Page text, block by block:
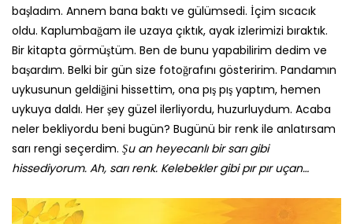
başladım. Annem bana baktı ve gülümsedi. İçim sıcacık
oldu. Kaplumbağam ile uzaya çıktık, ayak izlerimizi bıraktık.
Bir kitapta görmüştüm. Ben de bunu yapabilirim dedim ve
başardım. Belki bir gün size fotoğrafını gösteririm. Pandamın
uykusunun geldiğini hissettim, ona pış pış yaptım, hemen
uykuya daldı. Her şey güzel ilerliyordu, huzurluydum. Acaba
neler bekliyordu beni bugün? Bugünü bir renk ile anlatırsam
sarı rengi seçerdim. Şu an heyecanlı bir sarı gibi
hissediyorum. Ah, sarı renk. Kelebekler gibi pır pır uçan…